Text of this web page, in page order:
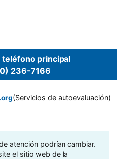
teléfono principal
236-7166
(Servicios de autoevaluación)
atención podrían cambiar.
el sitio web de la